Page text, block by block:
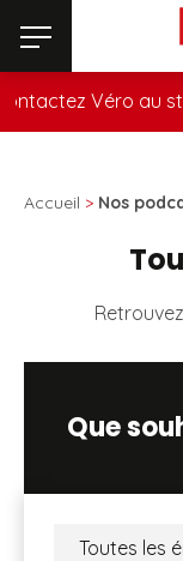
Véro au
Accueil > Nos
Que